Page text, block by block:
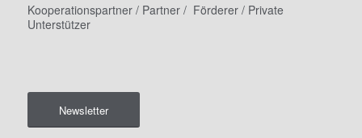
Kooperationspartner / Partner / Förderer / Private
Unterstützer
Newsletter